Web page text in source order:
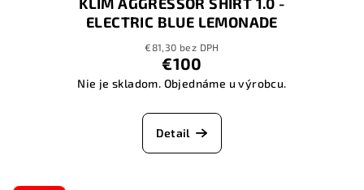
ELECTRIC BLUE LEMONADE
€81,30 bez DPH
€100
Nie je skladom. Objednáme u výrobcu.
Detail